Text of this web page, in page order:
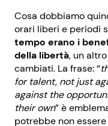
Cosa dobbiamo
orari liberi e periodi
tempo erano i
della libertà, un
cambiati. La frase: “
for talent, not just
against the
their own” è
potrebbe non